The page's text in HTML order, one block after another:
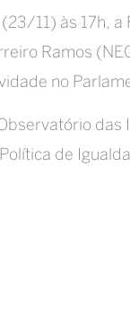
11) às 17h, a
Ramos
no
de